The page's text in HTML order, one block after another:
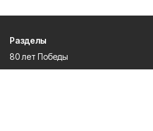
Разделы
80 лет Победы
Новости